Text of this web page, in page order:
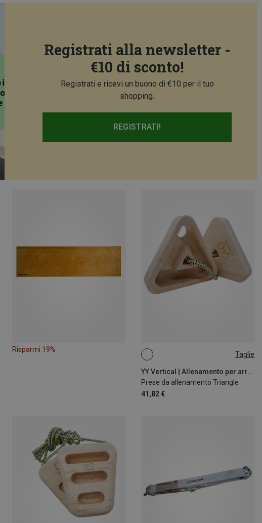
Registrati alla newsletter -
€10 di sconto!
Registrati e ricevi un buono di €10 per il tuo
shopping.
REGISTRATI!
Risparmi 19%
Taglie
YY Vertical | Allenamento per arrampicata
Prese da allenamento Triangle
41,82 €
ONE SIZE